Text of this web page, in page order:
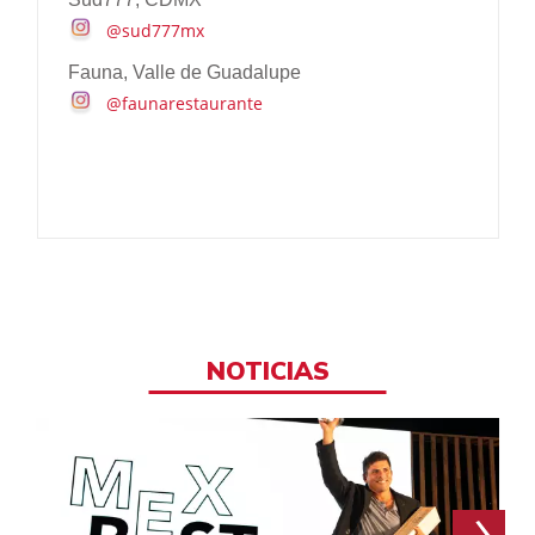
@sud777mx
Fauna, Valle de Guadalupe
@faunarestaurante
NOTICIAS